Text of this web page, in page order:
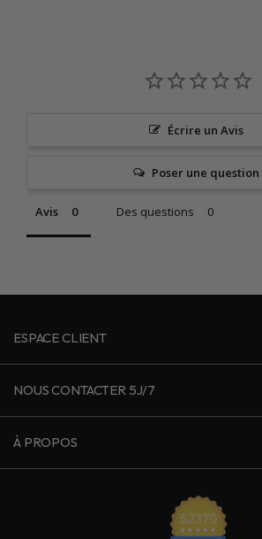
Écrire un Avis
Poser une question
Avis Des questions
ESPACE CLIENT
NOUS CONTACTER 5J/7
À PROPOS